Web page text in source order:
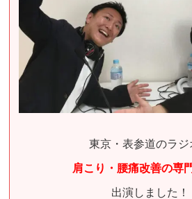
東京・表参道のラジ
肩こり・腰痛改善の専
出演しました！